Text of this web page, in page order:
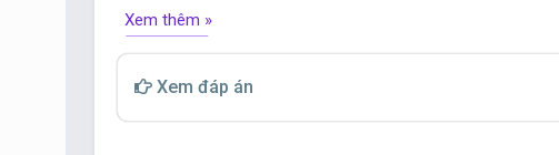
Xem thêm »
Xem đáp án